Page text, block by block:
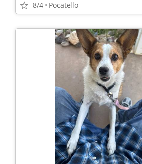
8/4 Pocatello